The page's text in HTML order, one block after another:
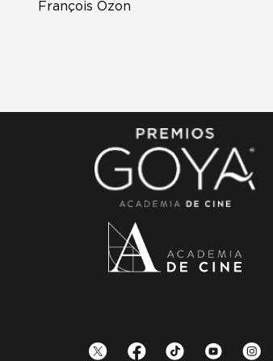
François Ozon